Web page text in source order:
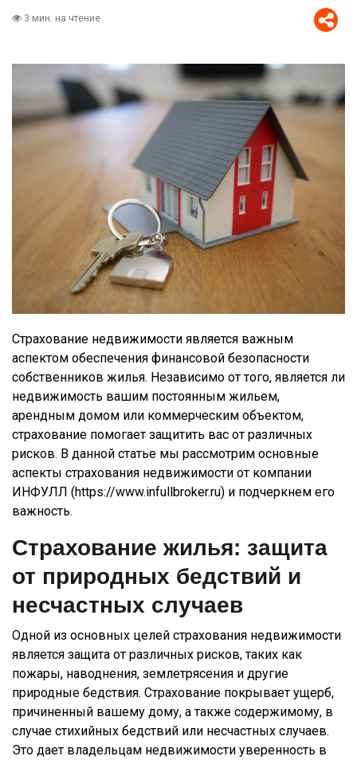
3 мин. на чтение
Страхование недвижимости является важным
аспектом обеспечения финансовой безопасности
собственников жилья. Независимо от того, является ли
недвижимость вашим постоянным жильем,
арендным домом или коммерческим объектом,
страхование помогает защитить вас от различных
рисков. В данной статье мы рассмотрим основные
аспекты страхования недвижимости от компании
ИНФУЛЛ (https://www.infullbroker.ru) и подчеркнем его
важность.
Страхование жилья: защита
от природных бедствий и
несчастных случаев
Одной из основных целей страхования недвижимости
является защита от различных рисков, таких как
пожары, наводнения, землетрясения и другие
природные бедствия. Страхование покрывает ущерб,
причиненный вашему дому, а также содержимому, в
случае стихийных бедствий или несчастных случаев.
Это дает владельцам недвижимости уверенность в